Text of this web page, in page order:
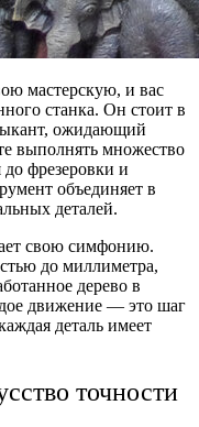
мастерскую, и вас
станка. Он стоит в
ожидающий
выполнять множество
фрезеровки и
объединяет в
деталей.
свою симфонию.
до миллиметра,
дерево в
движение — это шаг
деталь имеет
точности